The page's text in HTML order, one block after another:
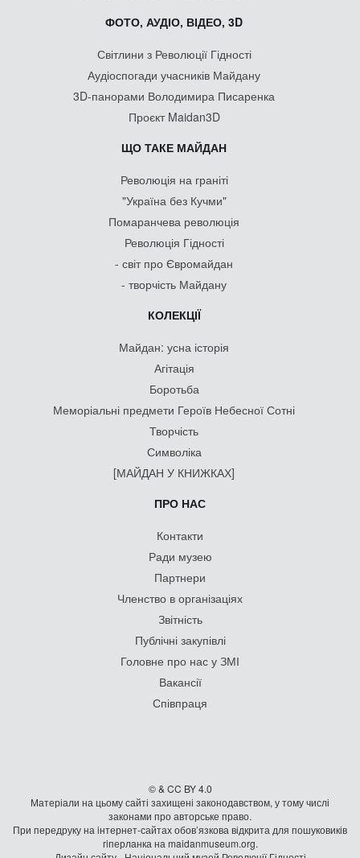
ФОТО, АУДІО, ВІДЕО, 3D
Світлини з Революції Гідності
Аудіоспогади учасників Майдану
3D-панорами Володимира Писаренка
Проєкт Maidan3D
ЩО ТАКЕ МАЙДАН
Революція на граніті
"Україна без Кучми"
Помаранчева революція
Революція Гідності
- світ про Євромайдан
- творчість Майдану
КОЛЕКЦІЇ
Майдан: усна історія
Агітація
Боротьба
Меморіальні предмети Героїв Небесної Сотні
Творчість
Символіка
[МАЙДАН У КНИЖКАХ]
ПРО НАС
Контакти
Ради музею
Партнери
Членство в організаціях
Звітність
Публічні закупівлі
Головне про нас у ЗМІ
Вакансії
Співпраця
© & CC BY 4.0
Матеріали на цьому сайті захищені законодавством, у тому числі
законами про авторське право.
При передруку на iнтернет-сайтах обов’язкова відкрита для пошуковиків
гiперланка на maidanmuseum.org.